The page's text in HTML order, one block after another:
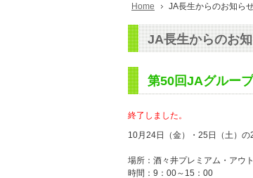
Home JA長生からのお知ら
JA長生からのお
第50回JAグルー
終了しました。
10月24日（金）・25日（土）の
場所：酒々井プレミアム・アウ
時間：9：00～15：00